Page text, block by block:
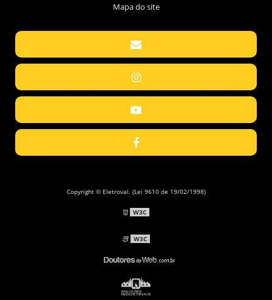
Mapa do site
Copyright © Eletroval. (Lei 9610 de 19/02/1998)
W3C
W3C